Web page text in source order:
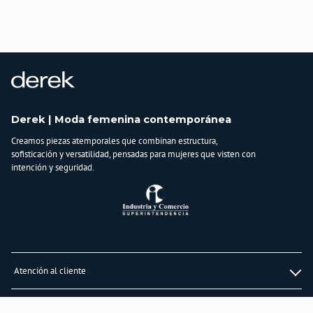
lavar y secar con colores similares
Algodón
97%, spandex
3%
Derek | Moda femenina contemporánea
Creamos piezas atemporales que combinan estructura,
sofisticación y versatilidad, pensadas para mujeres que visten con
intención y seguridad.
Atención al cliente